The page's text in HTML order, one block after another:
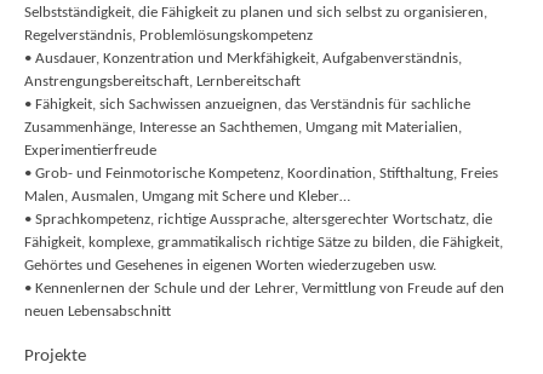
Selbstständigkeit, die Fähigkeit zu planen und sich selbst zu organisieren,
Regelverständnis, Problemlösungskompetenz
• Ausdauer, Konzentration und Merkfähigkeit, Aufgabenverständnis,
Anstrengungsbereitschaft, Lernbereitschaft
• Fähigkeit, sich Sachwissen anzueignen, das Verständnis für sachliche
Zusammenhänge, Interesse an Sachthemen, Umgang mit Materialien,
Experimentierfreude
• Grob- und Feinmotorische Kompetenz, Koordination, Stifthaltung, Freies
Malen, Ausmalen, Umgang mit Schere und Kleber…
• Sprachkompetenz, richtige Aussprache, altersgerechter Wortschatz, die
Fähigkeit, komplexe, grammatikalisch richtige Sätze zu bilden, die Fähigkeit,
Gehörtes und Gesehenes in eigenen Worten wiederzugeben usw.
• Kennenlernen der Schule und der Lehrer, Vermittlung von Freude auf den
neuen Lebensabschnitt
Projekte